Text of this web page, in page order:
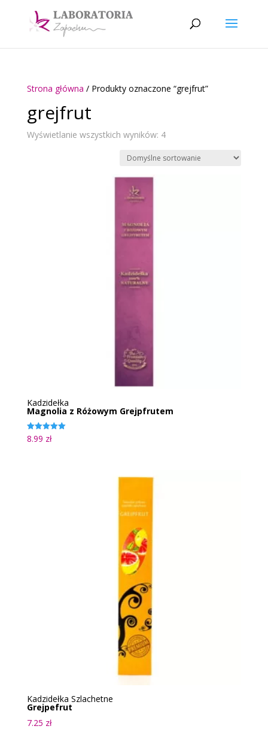
Strona główna / Produkty oznaczone “grejfrut”
grejfrut
Wyświetlanie wszystkich wyników: 4
Kadzidełka
Magnolia z Różowym Grejpfrutem
Oceniono
5.00
8.99 zł
Kadzidełka Szlachetne
Grejpefrut
7.25 zł